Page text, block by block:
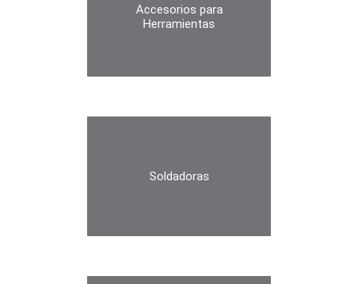
Accesorios para
Herramientas
Soldadoras